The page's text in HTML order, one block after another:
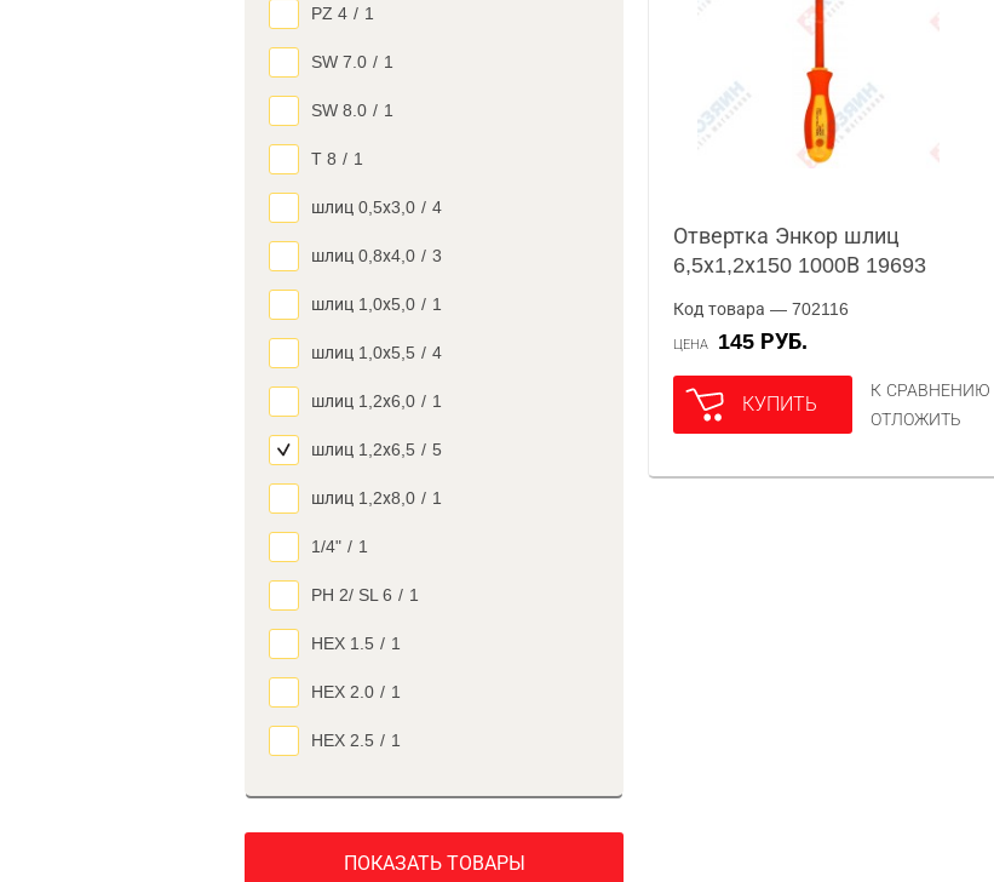
PZ 4 / 1
SW 7.0 / 1
SW 8.0 / 1
T 8 / 1
шлиц 0,5х3,0 / 4
шлиц 0,8х4,0 / 3
шлиц 1,0х5,0 / 1
шлиц 1,0х5,5 / 4
шлиц 1,2х6,0 / 1
шлиц 1,2х6,5 / 5
шлиц 1,2х8,0 / 1
1/4" / 1
PH 2/ SL 6 / 1
HEX 1.5 / 1
HEX 2.0 / 1
HEX 2.5 / 1
ПОКАЗАТЬ ТОВАРЫ
Отвертка Энкор шлиц
6,5х1,2х150 1000В 19693
Код товара — 702116
ЦЕНА 145 РУБ.
КУПИТЬ
К СРАВНЕНИЮ
ОТЛОЖИТЬ